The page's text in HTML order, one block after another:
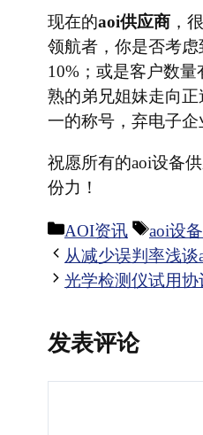
现在的aoi供应商 ，
领航者，你是否考
10%；或是客户数
熟的弟兄姐妹走向
一的称号，弃电子
祝愿所有的aoi设备
份力！
分
类
AOI资讯
标
签
aoi设备
从减少误判率浅
光学检测仪试用协
发表评论